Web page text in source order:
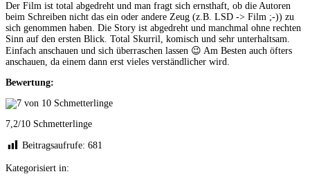
Der Film ist total abgedreht und man fragt sich ernsthaft, ob die Autoren
beim Schreiben nicht das ein oder andere Zeug (z.B. LSD -> Film ;-)) zu
sich genommen haben. Die Story ist abgedreht und manchmal ohne rechten
Sinn auf den ersten Blick. Total Skurril, komisch und sehr unterhaltsam.
Einfach anschauen und sich überraschen lassen 😉 Am Besten auch öfters
anschauen, da einem dann erst vieles verständlicher wird.
Bewertung:
7,2/10 Schmetterlinge
Beitragsaufrufe: 681
Kategorisiert in: